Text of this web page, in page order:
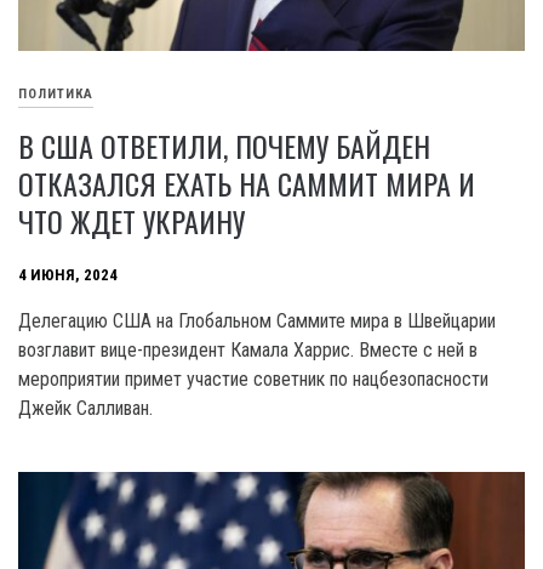
ПОЛИТИКА
В США ОТВЕТИЛИ, ПОЧЕМУ БАЙДЕН
ОТКАЗАЛСЯ ЕХАТЬ НА САММИТ МИРА И
ЧТО ЖДЕТ УКРАИНУ
4 ИЮНЯ, 2024
Делегацию США на Глобальном Саммите мира в Швейцарии
возглавит вице-президент Камала Харрис. Вместе с ней в
мероприятии примет участие советник по нацбезопасности
Джейк Салливан.